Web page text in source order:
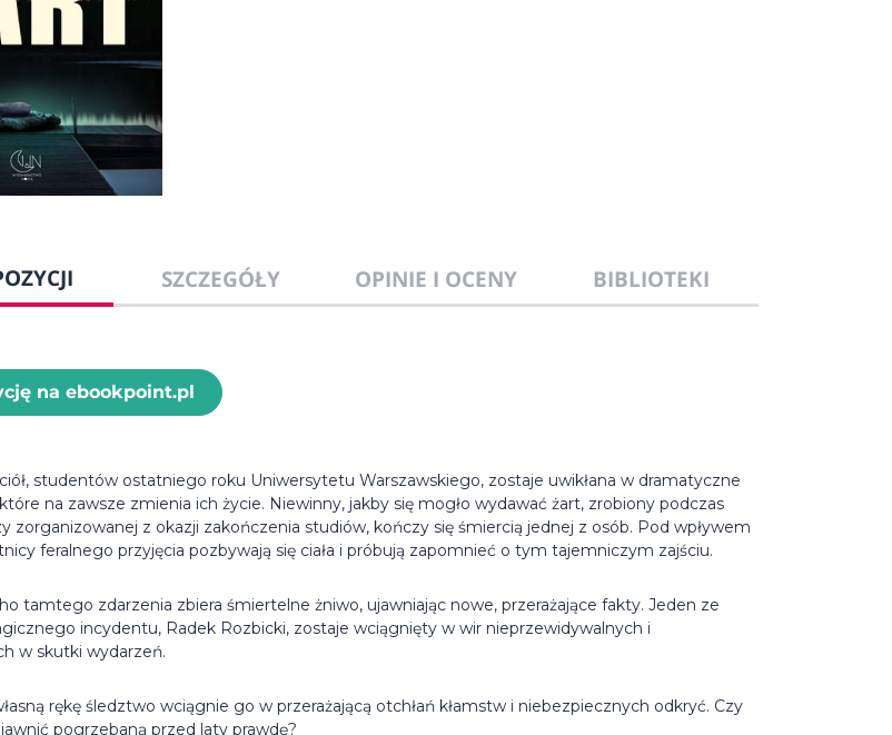
SZCZEGÓŁY OPINIE I OCENY BIBLIOTEKI
na ebookpoint.pl
studentów ostatniego roku Uniwersytetu Warszawskiego, zostaje uwikłana w dramatyczne
na zawsze zmienia ich życie. Niewinny, jakby się mogło wydawać żart, zrobiony podczas
zorganizowanej z okazji zakończenia studiów, kończy się śmiercią jednej z osób. Pod wpływem
feralnego przyjęcia pozbywają się ciała i próbują zapomnieć o tym tajemniczym zajściu.
tamtego zdarzenia zbiera śmiertelne żniwo, ujawniając nowe, przerażające fakty. Jeden ze
incydentu, Radek Rozbicki, zostaje wciągnięty w wir nieprzewidywalnych i
w skutki wydarzeń.
rękę śledztwo wciągnie go w przerażającą otchłań kłamstw i niebezpiecznych odkryć. Czy
pogrzebaną przed laty prawdę?